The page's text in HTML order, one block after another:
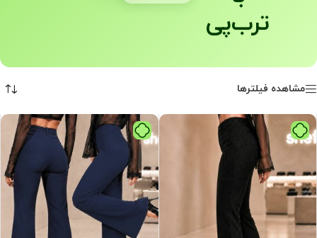
ترب‌پی
مشاهده فیلترها